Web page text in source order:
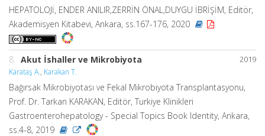
HEPATOLOJİ, ENDER ANILIR,ZERRİN ÖNAL,DUYGU İBRİŞİM, Editör,
Akademisyen Kitabevi, Ankara, ss.167-176, 2020
2019
8. Akut İshaller ve Mikrobiyota
Karataş A., Karakan T.
Bağırsak Mikrobiyotası ve Fekal Mikrobiyota Transplantasyonu,
Prof. Dr. Tarkan KARAKAN, Editör, Turkiye Klinikleri
Gastroenterohepatology - Special Topics Book Identity, Ankara,
ss.4-8, 2019